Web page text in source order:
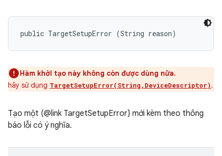
public TargetSetupError (String reason)
Hàm khởi tạo này không còn được dùng nữa.
hãy sử dụng TargetSetupError(String,DeviceDescriptor).
Tạo một (@link TargetSetupError} mới kèm theo thông
báo lỗi có ý nghĩa.